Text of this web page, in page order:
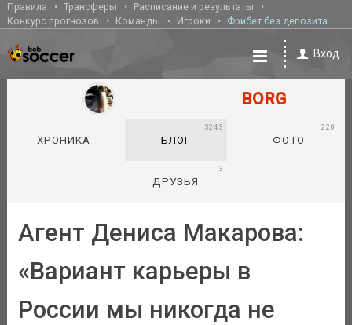
Правила Трансферы
Расписание и результаты
Конкурс прогнозов
Команды Игроки Фрибет без депозита
Вход
BORG
ХРОНИКА БЛОГ
3243
ФОТО
220
ДРУЗЬЯ
3
Агент Дениса Макарова:
«Вариант карьеры в
России мы никогда не